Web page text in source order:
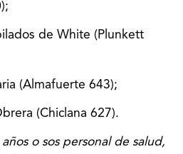
de White (Plunkett
(Almafuerte 643);
(Chiclana 627).
o sos personal de salud,